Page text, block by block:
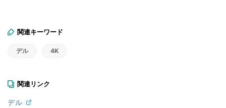
関連キーワード
デル 4K
関連リンク
デル